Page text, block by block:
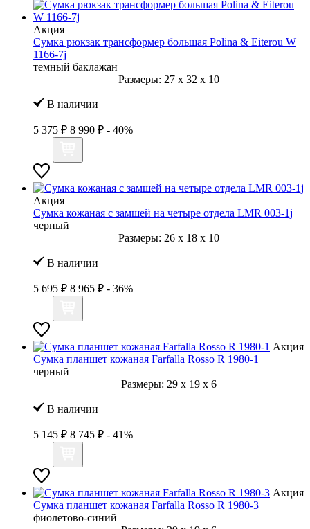
Акция
Сумка рюкзак трансформер большая Polina & Eiterou W
1166-7j
темный баклажан
Размеры: 27 x 32 x 10
В наличии
5 375 ₽ 8 990 ₽ - 40%
Акция
Сумка кожаная с замшей на четыре отдела LMR 003-1j
черный
Размеры: 26 x 18 x 10
В наличии
5 695 ₽ 8 965 ₽ - 36%
Акция
Сумка планшет кожаная Farfalla Rosso R 1980-1
черный
Размеры: 29 x 19 x 6
В наличии
5 145 ₽ 8 745 ₽ - 41%
Акция
Сумка планшет кожаная Farfalla Rosso R 1980-3
фиолетово-синий